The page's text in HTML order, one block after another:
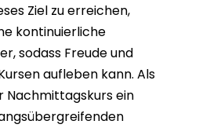
Ziel zu erreichen,
kontinuierliche
sodass Freude und
aufleben kann. Als
Nachmittagskurs ein